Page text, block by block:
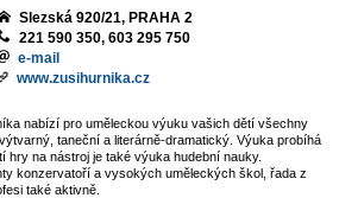
Slezská 920/21, PRAHA 2
221 590 350, 603 295 750
e-mail
www.zusihurnika.cz
nabízí pro uměleckou výuku vašich dětí všechny
taneční a literárně-dramatický. Výuka probíhá
hry na nástroj je také výuka hudební nauky.
konzervatoří a vysokých uměleckých škol, řada z
také aktivně.